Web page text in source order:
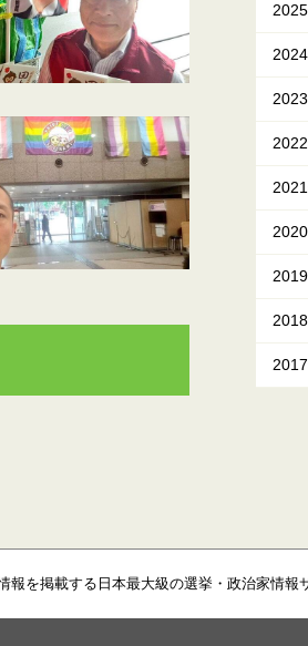
報を掲載する日本最大級の選挙・政治家情報